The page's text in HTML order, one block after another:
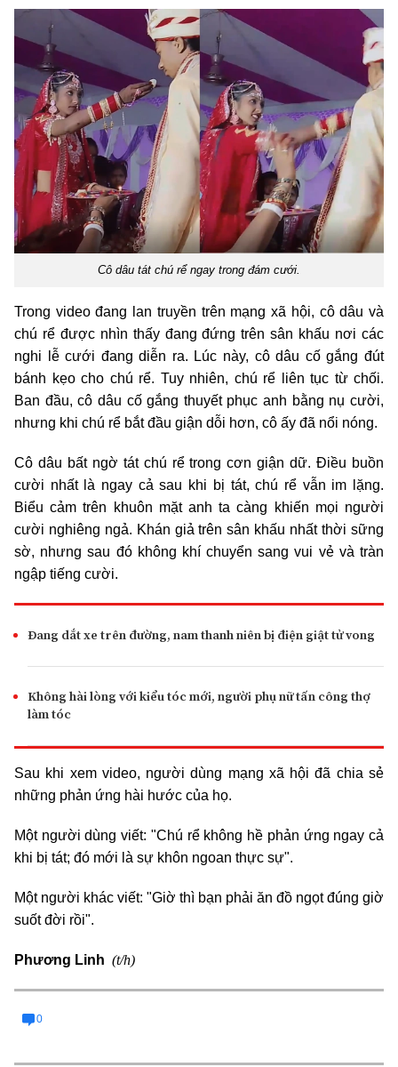
Cô dâu tát chú rể ngay trong đám cưới.
Trong video đang lan truyền trên mạng xã hội, cô dâu và
chú rể được nhìn thấy đang đứng trên sân khấu nơi các
nghi lễ cưới đang diễn ra. Lúc này, cô dâu cố gắng đút
bánh kẹo cho chú rể. Tuy nhiên, chú rể liên tục từ chối.
Ban đầu, cô dâu cố gắng thuyết phục anh bằng nụ cười,
nhưng khi chú rể bắt đầu giận dỗi hơn, cô ấy đã nổi nóng.
Cô dâu bất ngờ tát chú rể trong cơn giận dữ. Điều buồn
cười nhất là ngay cả sau khi bị tát, chú rể vẫn im lặng.
Biểu cảm trên khuôn mặt anh ta càng khiến mọi người
cười nghiêng ngả. Khán giả trên sân khấu nhất thời sững
sờ, nhưng sau đó không khí chuyển sang vui vẻ và tràn
ngập tiếng cười.
Đang dắt xe trên đường, nam thanh niên bị điện giật tử vong
Không hài lòng với kiểu tóc mới, người phụ nữ tấn công thợ
làm tóc
Sau khi xem video, người dùng mạng xã hội đã chia sẻ
những phản ứng hài hước của họ.
Một người dùng viết: "Chú rể không hề phản ứng ngay cả
khi bị tát; đó mới là sự khôn ngoan thực sự".
Một người khác viết: "Giờ thì bạn phải ăn đồ ngọt đúng giờ
suốt đời rồi".
Phương Linh (t/h)
0